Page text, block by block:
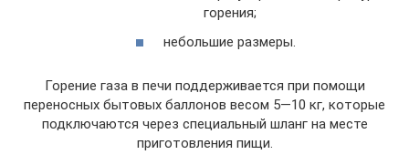
горения;
небольшие размеры.
Горение газа в печи поддерживается при помощи
переносных бытовых баллонов весом 5—10 кг, которые
подключаются через специальный шланг на месте
приготовления пищи.